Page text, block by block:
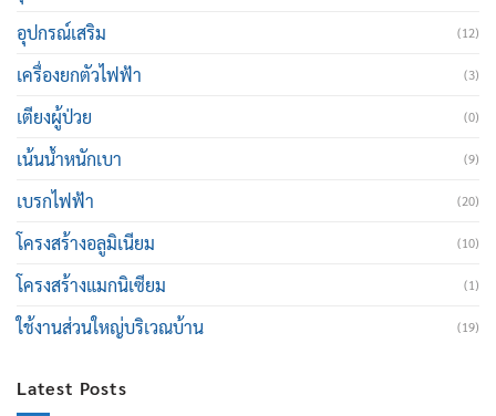
อุปกรณ์เสริม (12)
เครื่องยกตัวไฟฟ้า (3)
เตียงผู้ป่วย (0)
เน้นน้ำหนักเบา (9)
เบรกไฟฟ้า (20)
โครงสร้างอลูมิเนียม (10)
โครงสร้างแมกนิเซียม (1)
ใช้งานส่วนใหญ่บริเวณบ้าน (19)
Latest Posts